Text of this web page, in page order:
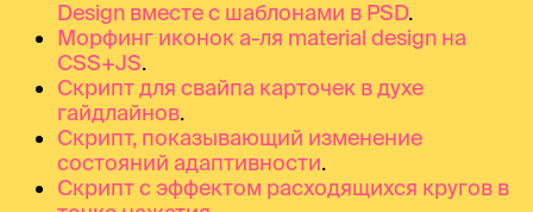
Design вместе с шаблонами в PSD.
Морфинг иконок а-ля material design на
CSS+JS.
Скрипт для свайпа карточек в духе
гайдлайнов.
Скрипт, показывающий изменение
состояний адаптивности.
Скрипт с эффектом расходящихся кругов в